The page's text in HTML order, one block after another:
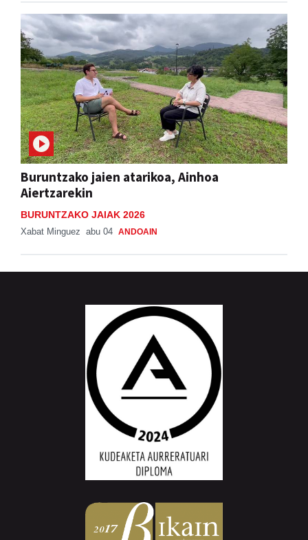
Buruntzako jaien atarikoa, Ainhoa
Aiertzarekin
BURUNTZAKO JAIAK 2026
Xabat Minguez abu 04 ANDOAIN